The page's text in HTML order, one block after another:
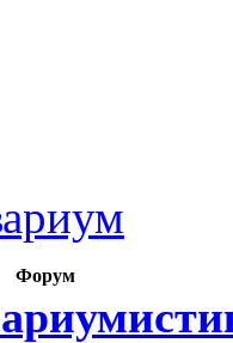
Форум